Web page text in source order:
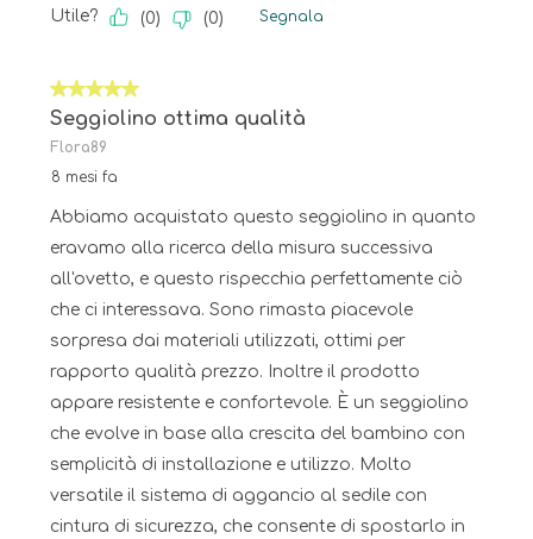
Utile? (0) (0) Segnala
5 su 5 stelle.
Seggiolino ottima qualità
Flora89
8 mesi fa
Abbiamo acquistato questo seggiolino in quanto
eravamo alla ricerca della misura successiva
all'ovetto, e questo rispecchia perfettamente ciò
che ci interessava. Sono rimasta piacevole
sorpresa dai materiali utilizzati, ottimi per
rapporto qualità prezzo. Inoltre il prodotto
appare resistente e confortevole. È un seggiolino
che evolve in base alla crescita del bambino con
semplicità di installazione e utilizzo. Molto
versatile il sistema di aggancio al sedile con
cintura di sicurezza, che consente di spostarlo in